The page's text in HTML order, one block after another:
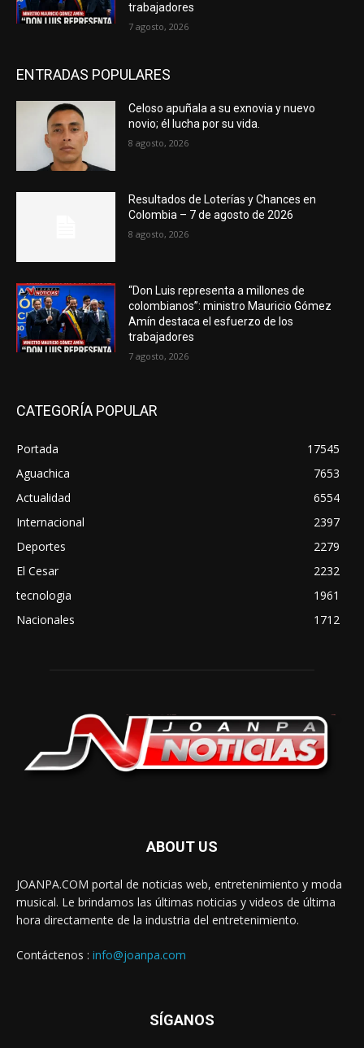
trabajadores
7 agosto, 2026
ENTRADAS POPULARES
Celoso apuñala a su exnovia y nuevo
novio; él lucha por su vida.
8 agosto, 2026
Resultados de Loterías y Chances en
Colombia – 7 de agosto de 2026
8 agosto, 2026
“Don Luis representa a millones de
colombianos”: ministro Mauricio Gómez
Amín destaca el esfuerzo de los
trabajadores
7 agosto, 2026
CATEGORÍA POPULAR
Portada
17545
Aguachica
7653
Actualidad
6554
Internacional
2397
Deportes
2279
El Cesar
2232
tecnologia
1961
Nacionales
1712
ABOUT US
JOANPA.COM portal de noticias web, entretenimiento y moda
musical. Le brindamos las últimas noticias y videos de última
hora directamente de la industria del entretenimiento.
Contáctenos : info@joanpa.com
SÍGANOS